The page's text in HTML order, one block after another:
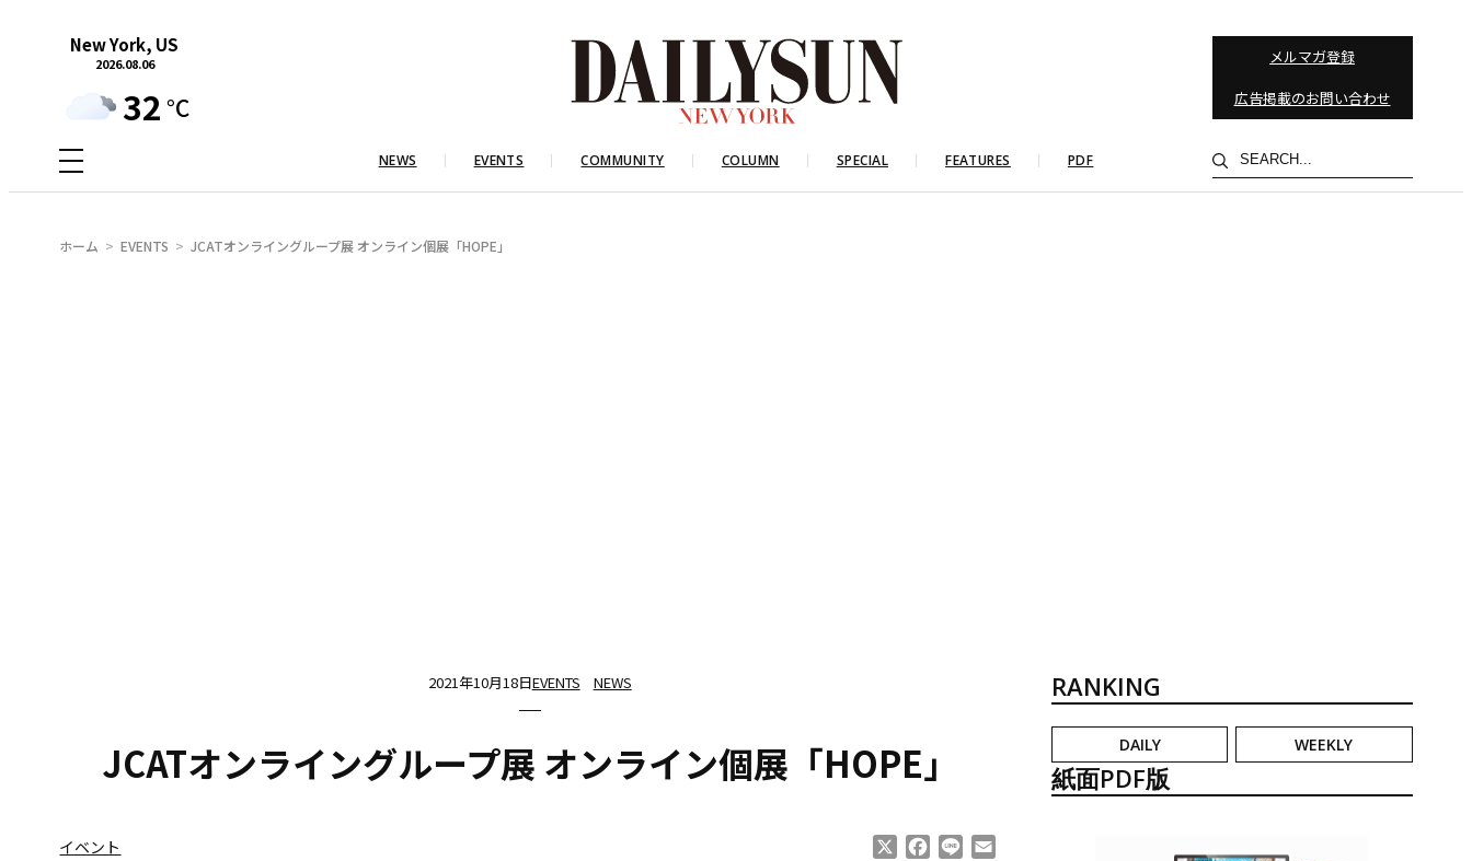
New York, US
2026.08.06
32 °C
メルマガ登録
広告掲載のお問い合わせ
NEWS EVENTS COMMUNITY COLUMN SPECIAL FEATURES PDF
検
索
ホーム EVENTS JCATオンライングループ展 オンライン個展「HOPE」
2021年10月18日EVENTS NEWS
JCATオンライングループ展 オンライン個展「HOPE」
イベント Facebook
Line
RANKING
DAILY WEEKLY
紙面PDF版